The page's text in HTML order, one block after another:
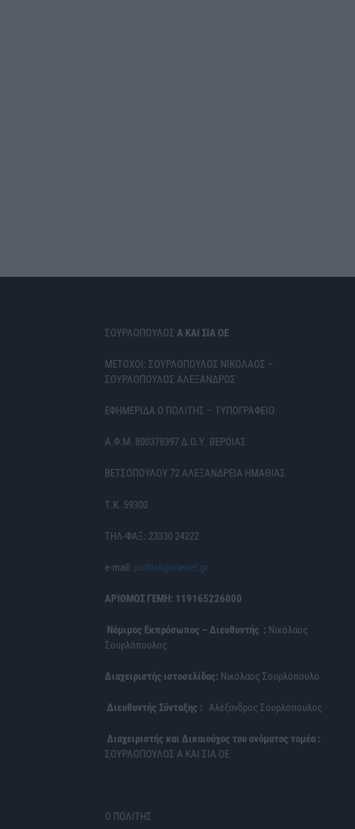
ΣΟΥΡΛΟΠΟΥΛΟΣ Α ΚΑΙ ΣΙΑ ΟΕ
ΜΕΤΟΧΟΙ: ΣΟΥΡΛΟΠΟΥΛΟΣ ΝΙΚΟΛΑΟΣ –
ΣΟΥΡΛΟΠΟΥΛΟΣ ΑΛΕΞΑΝΔΡΟΣ
ΕΦΗΜΕΡΙΔΑ Ο ΠΟΛΙΤΗΣ – ΤΥΠΟΓΡΑΦΕΙΟ
Α.Φ.Μ. 800378397 Δ.Ο.Υ. ΒΕΡΟΙΑΣ
ΒΕΤΣΟΠΟΥΛΟΥ 72 ΑΛΕΞΑΝΔΡΕΙΑ ΗΜΑΘΙΑΣ
Τ.Κ. 59300
ΤΗΛ-ΦΑΞ: 23330 24222
e-mail: politis6@otenet.gr
ΑΡΙΘΜΟΣ ΓΕΜΗ: 119165226000
Νόμιμος Εκπρόσωπος – Διευθυντής : Νικόλαος
Σουρλόπουλος
Διαχειριστής ιστοσελίδας: Νικόλαος Σουρλόπουλο
Διευθυντής Σύνταξης : Αλέξανδρος Σουρλόπουλος
Διαχειριστής και Δικαιούχος του ονόματος τομέα :
ΣΟΥΡΛΟΠΟΥΛΟΣ Α ΚΑΙ ΣΙΑ ΟΕ
Ο ΠΟΛΙΤΗΣ